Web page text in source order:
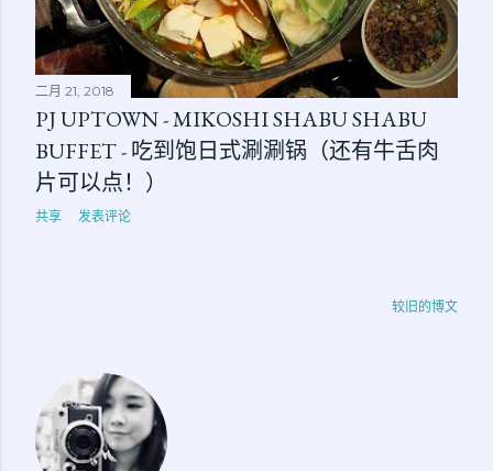
二月 21, 2018
PJ UPTOWN - MIKOSHI SHABU SHABU
BUFFET - 吃到饱日式涮涮锅（还有牛舌肉
片可以点！）
共享 发表评论
较旧的博文